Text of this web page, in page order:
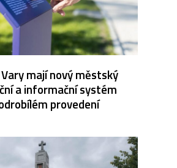
mají nový městský
a informační systém
provedení